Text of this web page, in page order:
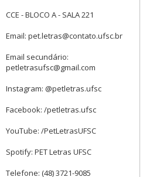
CCE - BLOCO A - SALA 221
Email: pet.letras@contato.ufsc.br
Email secundário:
petletrasufsc@gmail.com
Instagram: @petletras.ufsc
Facebook: /petletras.ufsc
YouTube: /PetLetrasUFSC
Spotify: PET Letras UFSC
Telefone: (48) 3721-9085